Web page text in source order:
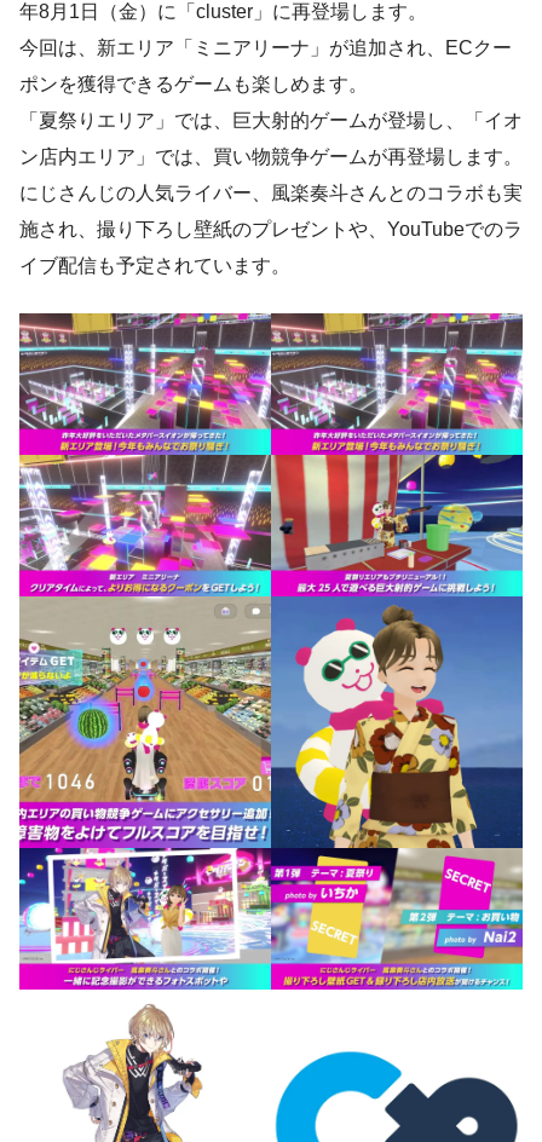
年8月1日（金）に「cluster」に再登場します。
今回は、新エリア「ミニアリーナ」が追加され、ECクー
ポンを獲得できるゲームも楽しめます。
「夏祭りエリア」では、巨大射的ゲームが登場し、「イオ
ン店内エリア」では、買い物競争ゲームが再登場します。
にじさんじの人気ライバー、風楽奏斗さんとのコラボも実
施され、撮り下ろし壁紙のプレゼントや、YouTubeでのラ
イブ配信も予定されています。